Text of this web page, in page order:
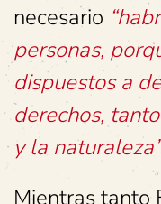
necesario
personas,
dispuestos a
derechos,
y la
Mientras tanto